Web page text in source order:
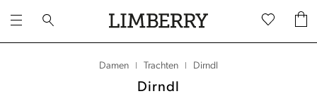
Damen Trachten Dirndl
Dirndl